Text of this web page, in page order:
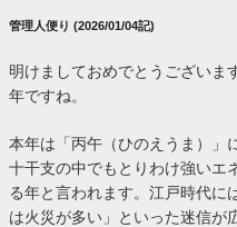
管理人便り (2026/01/04記)
明けましておめでとうございま
年ですね。
本年は「丙午（ひのえうま）」
十干支の中でもとりわけ強いエ
る年と言われます。江戸時代に
は火災が多い」といった迷信が